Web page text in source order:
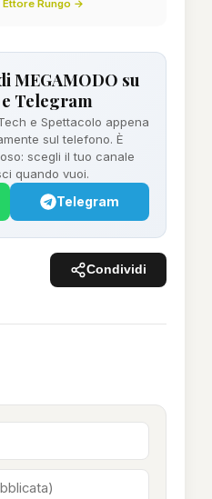
Rungo →
MEGAMODO su
Telegram
e Spettacolo appena
sul telefono. È
scegli il tuo canale
quando vuoi.
Telegram
Condividi